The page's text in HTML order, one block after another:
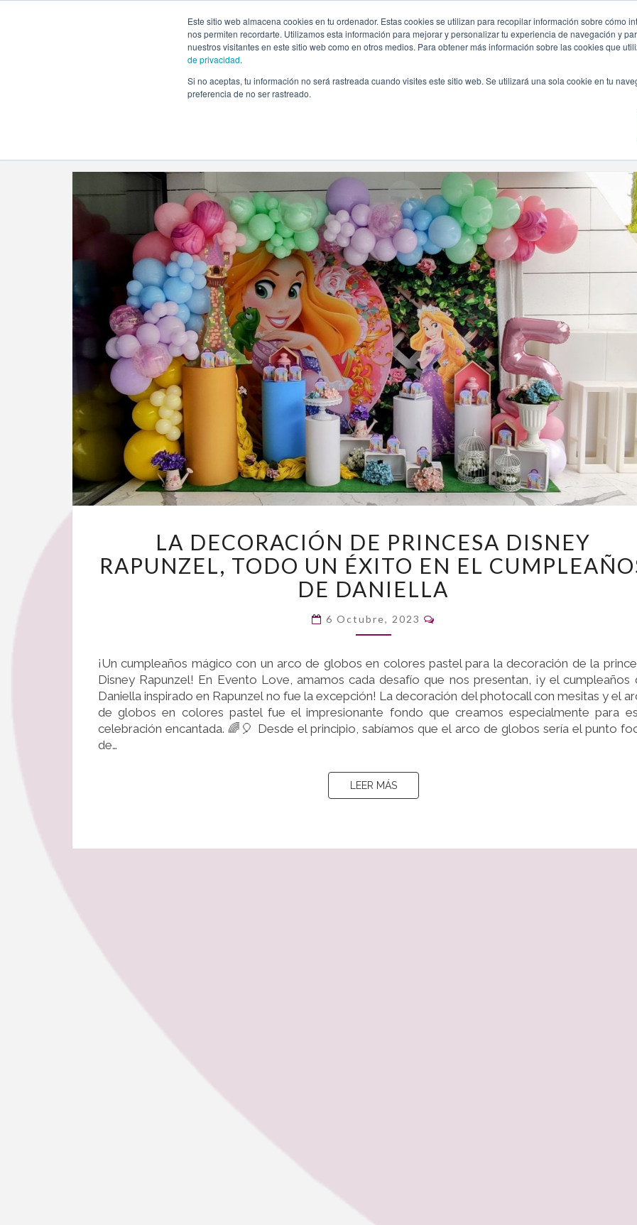
Este sitio web almacena cookies en tu ordenador. Estas cookies se utilizan para recopilar información sobre cómo
nos permiten recordarte. Utilizamos esta información para mejorar y personalizar tu experiencia de navegación y
nuestros visitantes en este sitio web como en otros medios. Para obtener más información sobre las cookies que
de privacidad.
Si no aceptas, tu información no será rastreada cuando visites este sitio web. Se utilizará una sola cookie en tu
preferencia de no ser rastreado.
INICIO QUIÉNES SOMOS TE OFRECEMOS
disney princess
DECORACIÓN
DE
PRINCESA
DISNEY
RAPUNZEL,
TODO
ÉXITO
EN
EL
CUMPLEAÑOS
DE
LA DECORACIÓN DE PRINCESA DISNEY
RAPUNZEL, TODO UN ÉXITO EN EL
DE DANIELLA
6 Octubre, 2023
¡Un cumpleaños mágico con un arco de globos en colores pastel para la decoración de la
Disney Rapunzel! En Evento Love, amamos cada desafío que nos presentan, ¡y el cumpleaños
Daniella inspirado en Rapunzel no fue la excepción! La decoración del photocall con mesitas y el
de globos en colores pastel fue el impresionante fondo que creamos especialmente para
celebración encantada. 🌈🎈 Desde el principio, sabíamos que el arco de globos sería el punto
de…
LEER MÁSLEER MÁS